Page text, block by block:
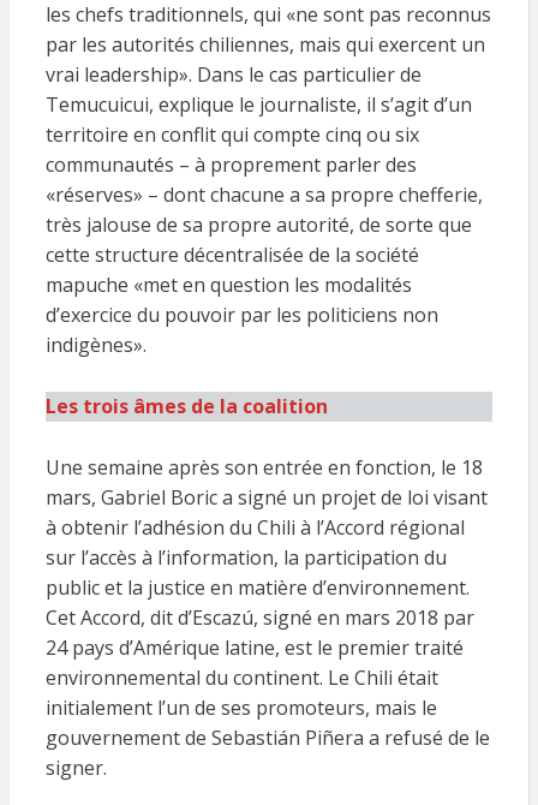
les chefs traditionnels, qui «ne sont pas reconnus
par les autorités chiliennes, mais qui exercent un
vrai leadership». Dans le cas particulier de
Temucuicui, explique le journaliste, il s’agit d’un
territoire en conflit qui compte cinq ou six
communautés – à proprement parler des
«réserves» – dont chacune a sa propre chefferie,
très jalouse de sa propre autorité, de sorte que
cette structure décentralisée de la société
mapuche «met en question les modalités
d’exercice du pouvoir par les politiciens non
indigènes».
Les trois âmes de la coalition
Une semaine après son entrée en fonction, le 18
mars, Gabriel Boric a signé un projet de loi visant
à obtenir l’adhésion du Chili à l’Accord régional
sur l’accès à l’information, la participation du
public et la justice en matière d’environnement.
Cet Accord, dit d’Escazú, signé en mars 2018 par
24 pays d’Amérique latine, est le premier traité
environnemental du continent. Le Chili était
initialement l’un de ses promoteurs, mais le
gouvernement de Sebastián Piñera a refusé de le
signer.